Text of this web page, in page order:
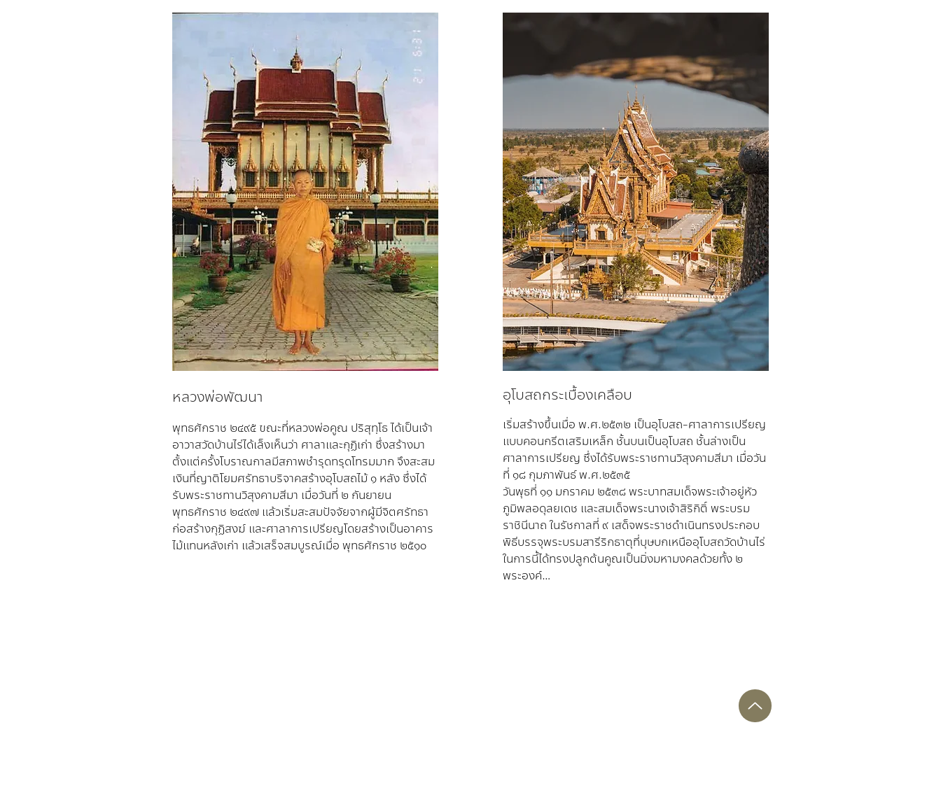
หลวงพ่อพัฒนา
พุทธศักราช ๒๔๙๕ ขณะที่หลวงพ่อคูณ ปริสุทฺโธ ได้เป็นเจ้า
อาวาสวัดบ้านไร่ได้เล็งเห็นว่า ศาลาและกุฏิเก่า ซึ่งสร้างมา
ตั้งแต่ครั้งโบราณกาลมีสภาพชำรุดทรุดโทรมมาก จึงสะสม
เงินที่ญาติโยมศรัทธาบริจาคสร้างอุโบสถไม้ ๑ หลัง ซึ่งได้
รับพระราชทานวิสุงคามสีมา เมื่อวันที่ ๒ กันยายน
พุทธศักราช ๒๔๙๗ แล้วเริ่มสะสมปัจจัยจากผู้มีจิตศรัทธา
ก่อสร้างกุฏิสงฆ์ และศาลาการเปรียญโดยสร้างเป็นอาคาร
ไม้แทนหลังเก่า แล้วเสร็จสมบูรณ์เมื่อ พุทธศักราช ๒๕๑๐
อุโบสถกระเบื้องเคลือบ
เริ่มสร้างขึ้นเมื่อ พ.ศ.๒๕๓๒ เป็นอุโบสถ-ศาลาการเปรียญ
แบบคอนกรีตเสริมเหล็ก ชั้นบนเป็นอุโบสถ ชั้นล่างเป็น
ศาลาการเปรียญ ซึ่งได้รับพระราชทานวิสุงคามสีมา เมื่อวัน
ที่ ๑๘ กุมภาพันธ์ พ.ศ.๒๕๓๕
วันพุธที่ ๑๑ มกราคม ๒๕๓๘ พระบาทสมเด็จพระเจ้าอยู่หัว
ภูมิพลอดุลยเดช และสมเด็จพระนางเจ้าสิริกิติ์ พระบรม
ราชินีนาถ ในรัชกาลที่ ๙ เสด็จพระราชดำเนินทรงประกอบ
พิธีบรรจุพระบรมสารีริกธาตุที่บุษบกเหนืออุโบสถวัดบ้านไร่
ในการนี้ได้ทรงปลูกต้นคูณเป็นมิ่งมหามงคลด้วยทั้ง ๒
พระองค์
ยกช่อฟ้าอุโบสถ เททองหล่อพระประธานประจำอุโบสถ ใน
การนี้ได้พระราชทานพระนามาภิไธย ย่อ “สธ” ที่หน้าบัน